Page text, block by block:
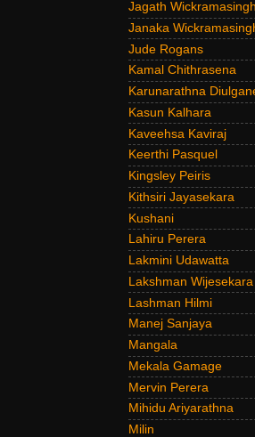
Jagath
Janaka
Jude Rogans
Kamal Chithrasena
Karunarathna
Kasun Kalhara
Kaveehsa Kaviraj
Keerthi Pasquel
Kingsley Peiris
Kithsiri Jayasekara
Kushani
Lahiru Perera
Lakmini Udawatta
Lakshman Wijesekara
Lashman Hilmi
Manej Sanjaya
Mangala
Mekala Gamage
Mervin Perera
Mihidu Ariyarathna
Milin